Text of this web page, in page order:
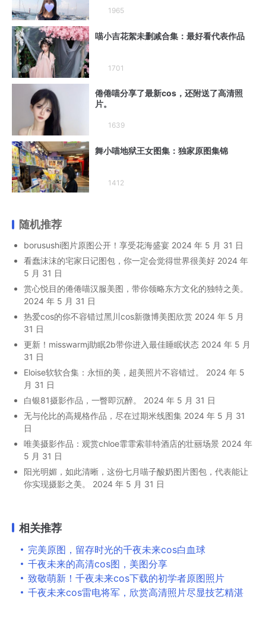
1965
喵小吉花絮未删减合集：最好看代表作品
1701
倦倦喵分享了最新cos，还附送了高清照
片。
1639
舞小喵地狱王女图集：独家原图集锦
1412
随机推荐
borusushi图片原图公开！享受花海盛宴 2024 年 5 月 31 日
看蠢沫沫的宅家日记图包，你一定会觉得世界很美好 2024 年
5 月 31 日
赏心悦目的倦倦喵汉服美图，带你领略东方文化的独特之美。
2024 年 5 月 31 日
热爱cos的你不容错过黑川cos新微博美图欣赏 2024 年 5 月
31 日
更新！misswarmj助眠2b带你进入最佳睡眠状态 2024 年 5 月
31 日
Eloise软软合集：永恒的美，超美照片不容错过。
2024 年 5
月 31 日
白银81摄影作品，一瞥即沉醉。
2024 年 5 月 31 日
无与伦比的高规格作品，尽在过期米线图集 2024 年 5 月 31
日
唯美摄影作品：观赏chloe霏霏索菲特酒店的壮丽场景 2024 年
5 月 31 日
阳光明媚，如此清晰，这份七月喵子酸奶图片图包，代表能让
你实现摄影之美。
2024 年 5 月 31 日
相关推荐
完美原图，留存时光的千夜未来cos白血球
千夜未来的高清cos图，美图分享
致敬萌新！千夜未来cos下载的初学者原图照片
千夜未来cos雷电将军，欣赏高清照片尽显技艺精湛